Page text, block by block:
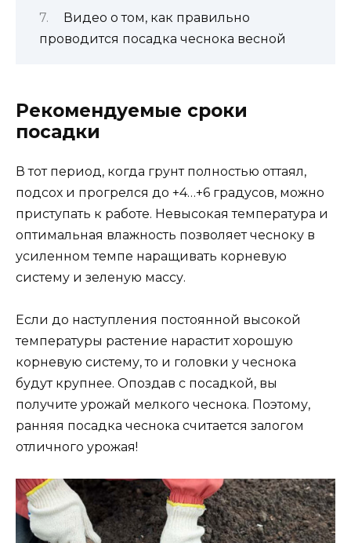
Видео о том, как правильно
проводится посадка чеснока весной
Рекомендуемые сроки
посадки
В тот период, когда грунт полностью оттаял,
подсох и прогрелся до +4…+6 градусов, можно
приступать к работе. Невысокая температура и
оптимальная влажность позволяет чесноку в
усиленном темпе наращивать корневую
систему и зеленую массу.
Если до наступления постоянной высокой
температуры растение нарастит хорошую
корневую систему, то и головки у чеснока
будут крупнее. Опоздав с посадкой, вы
получите урожай мелкого чеснока. Поэтому,
ранняя посадка чеснока считается залогом
отличного урожая!